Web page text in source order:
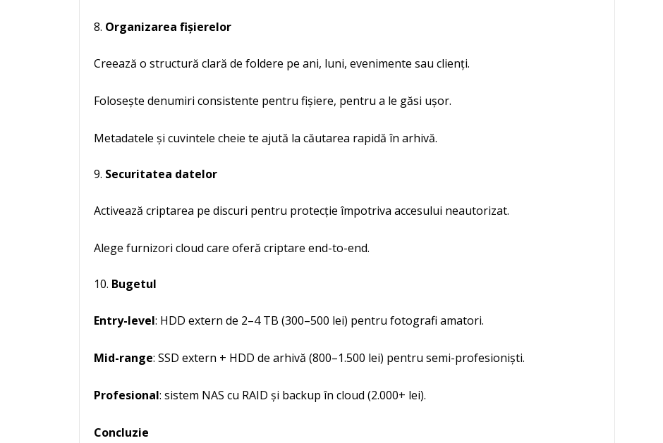
Organizarea fișierelor
Creează o structură clară de foldere pe ani, luni, evenimente sau clienți.
Folosește denumiri consistente pentru fișiere, pentru a le găsi ușor.
Metadatele și cuvintele cheie te ajută la căutarea rapidă în arhivă.
Securitatea datelor
Activează criptarea pe discuri pentru protecție împotriva accesului neautorizat.
Alege furnizori cloud care oferă criptare end-to-end.
Bugetul
Entry-level: HDD extern de 2–4 TB (300–500 lei) pentru fotografi amatori.
Mid-range: SSD extern + HDD de arhivă (800–1.500 lei) pentru semi-profesioniști.
Profesional: sistem NAS cu RAID și backup în cloud (2.000+ lei).
Concluzie